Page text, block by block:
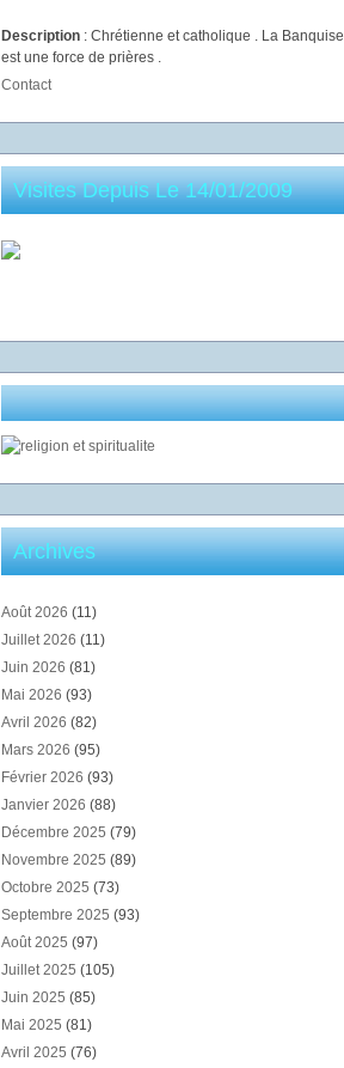
Description : Chrétienne et catholique . La Banquise
est une force de prières .
Contact
Visites Depuis Le 14/01/2009
Archives
Août 2026 (11)
Juillet 2026 (11)
Juin 2026 (81)
Mai 2026 (93)
Avril 2026 (82)
Mars 2026 (95)
Février 2026 (93)
Janvier 2026 (88)
Décembre 2025 (79)
Novembre 2025 (89)
Octobre 2025 (73)
Septembre 2025 (93)
Août 2025 (97)
Juillet 2025 (105)
Juin 2025 (85)
Mai 2025 (81)
Avril 2025 (76)